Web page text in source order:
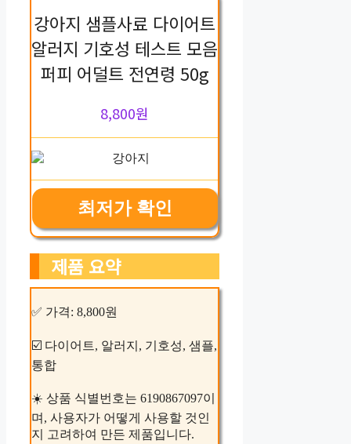
강아지 샘플사료 다이어트
알러지 기호성 테스트 모음
퍼피 어덜트 전연령 50g
8,800원
최저가 확인
제품 요약
✅ 가격: 8,800원
☑️ 다이어트, 알러지, 기호성, 샘플,
통합
☀️ 상품 식별번호는 6190867097이
며, 사용자가 어떻게 사용할 것인
지 고려하여 만든 제품입니다.